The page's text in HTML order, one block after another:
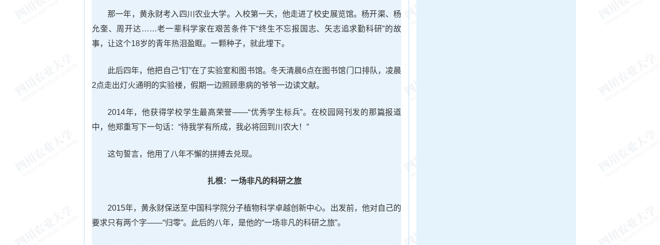
那一年，黄永财考入四川农业大学。入校第一天，他走进了校史展览馆。杨开渠、杨
允奎、周开达……老一辈科学家在艰苦条件下“终生不忘报国志、矢志追求勤科研”的故
事，让这个18岁的青年热泪盈眶。一颗种子，就此埋下。
此后四年，他把自己“钉”在了实验室和图书馆。冬天清晨6点在图书馆门口排队，凌晨
2点走出灯火通明的实验楼，假期一边照顾患病的爷爷一边读文献。
2014年，他获得学校学生最高荣誉——“优秀学生标兵”。在校园网刊发的那篇报道
中，他郑重写下一句话：“待我学有所成，我必将回到川农大！”
这句誓言，他用了八年不懈的拼搏去兑现。
扎根：一场非凡的科研之旅
2015年，黄永财保送至中国科学院分子植物科学卓越创新中心。出发前，他对自己的
要求只有两个字——“归零”。此后的八年，是他的“一场非凡的科研之旅”。